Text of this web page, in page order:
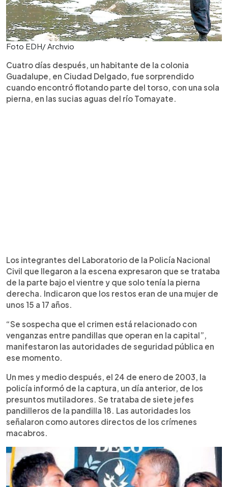
Foto EDH/ Archvio
Cuatro días después, un habitante de la colonia
Guadalupe, en Ciudad Delgado, fue sorprendido
cuando encontró flotando parte del torso, con una sola
pierna, en las sucias aguas del río Tomayate.
Los integrantes del Laboratorio de la Policía Nacional
Civil que llegaron a la escena expresaron que se trataba
de la parte bajo el vientre y que solo tenía la pierna
derecha. Indicaron que los restos eran de una mujer de
unos 15 a 17 años.
“Se sospecha que el crimen está relacionado con
venganzas entre pandillas que operan en la capital”,
manifestaron las autoridades de seguridad pública en
ese momento.
Un mes y medio después, el 24 de enero de 2003, la
policía informó de la captura, un día anterior, de los
presuntos mutiladores. Se trataba de siete jefes
pandilleros de la pandilla 18. Las autoridades los
señalaron como autores directos de los crímenes
macabros.